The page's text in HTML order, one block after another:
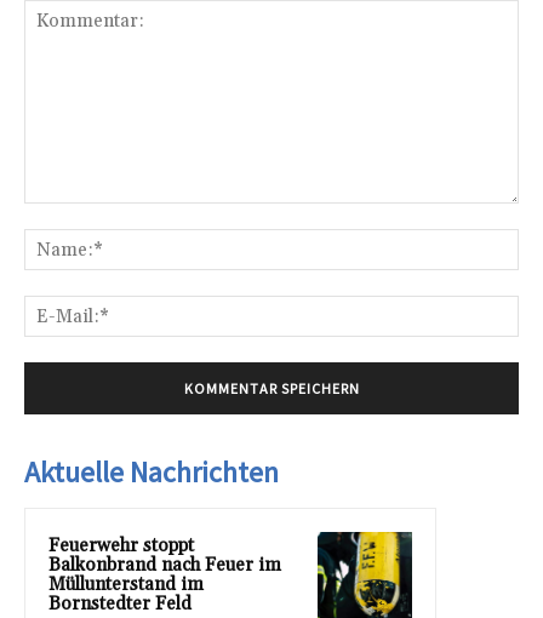
Aktuelle Nachrichten
Feuerwehr stoppt
Balkonbrand nach Feuer im
Müllunterstand im
Bornstedter Feld